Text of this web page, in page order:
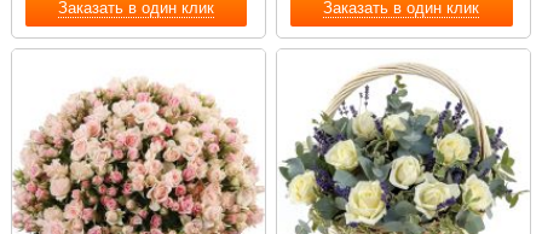
Заказать в один клик Заказать в один клик